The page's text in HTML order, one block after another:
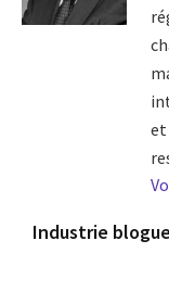
et
Industrie